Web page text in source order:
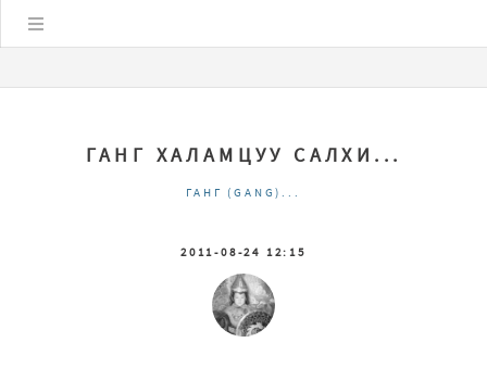
ГАНГ ХАЛАМЦУУ САЛХИ...
ГАНГ (GANG)...
2011-08-24 12:15